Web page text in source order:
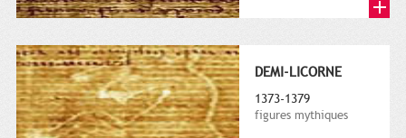
DEMI-LICORNE
1373-1379
figures mythiques